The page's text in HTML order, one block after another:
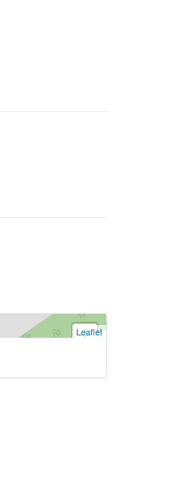
+
Leaflet